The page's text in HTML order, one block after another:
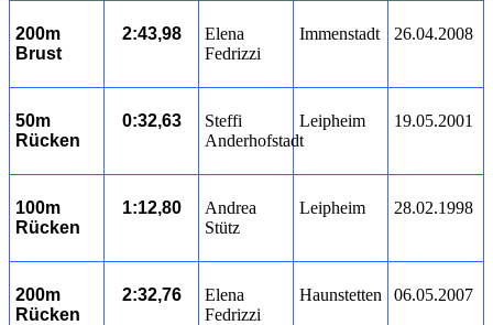
200m
Brust
2:43,98
Elena
Fedrizzi
Immenstadt 26.04.2008
50m
Rücken
0:32,63
Steffi
Anderhofstadt
Leipheim 19.05.2001
100m
Rücken
1:12,80
Andrea
Stütz
Leipheim 28.02.1998
200m
Rücken
2:32,76
Elena
Fedrizzi
Haunstetten 06.05.2007